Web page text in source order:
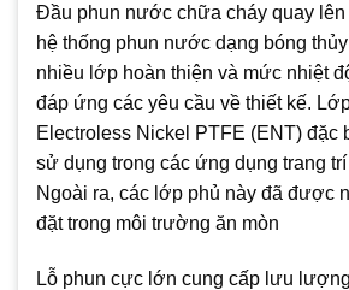
Đầu phun nước chữa cháy quay lên
hệ thống phun nước dạng bóng
nhiều lớp hoàn thiện và mức nhiệt
đáp ứng các yêu cầu về thiết kế.
Electroless Nickel PTFE (ENT) đặc
sử dụng trong các ứng dụng trang
Ngoài ra, các lớp phủ này đã được
đặt trong môi trường ăn mòn
Lỗ phun cực lớn cung cấp lưu